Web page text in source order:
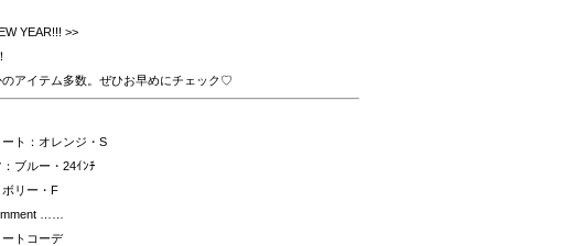
YEAR!!! >>
アイテム多数。ぜひお早めにチェック♡
ト：オレンジ・S
ブルー・24ｲﾝﾁ
ボリー・F
……
トコーデ